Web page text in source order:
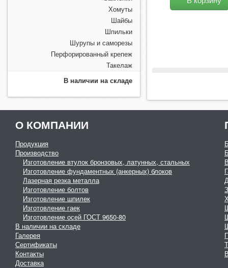
Хомуты
Шайбы
Шпильки
Шурупы и саморезы
Перфорированный крепеж
Такелаж
В наличии на складе
О КОМПАНИИ
Продукция
Производство
Изготовление втулок бронзовых, латунных, стальных
Изготовление фундаментных (анкерных) блоков
Лазерная резка металла
Изготовление болтов
Изготовление шпилек
Изготовление гаек
Изготовление осей ГОСТ 9650-80
В наличии на складе
Галерея
Сертификаты
Контакты
Доставка